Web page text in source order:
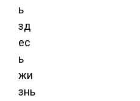
ь
зд
ес
ь
жи
знь